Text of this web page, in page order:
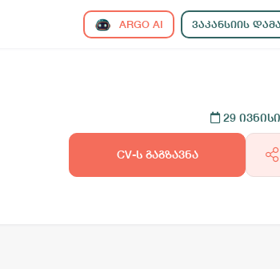
ARGO AI ᲕᲐᲙᲐᲜᲡᲘᲘᲡ
29 ივნისი
CV-ს გაგზავნა